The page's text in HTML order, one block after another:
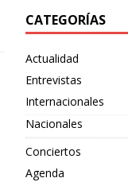
CATEGORÍAS
Actualidad
Entrevistas
Internacionales
Nacionales
Conciertos
Agenda